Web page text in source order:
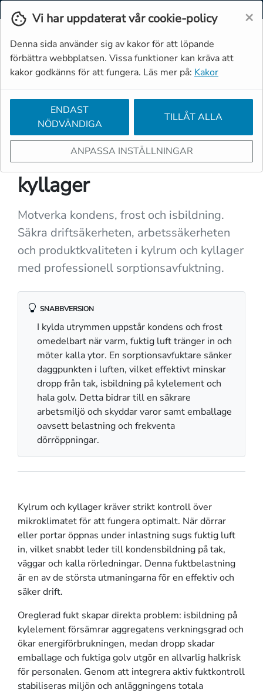
Vi har uppdaterat vår cookie-policy ×
Denna sida använder sig av kakor för att löpande
förbättra webbplatsen. Vissa funktioner kan kräva att
kakor godkänns för att fungera. Läs mer på: Kakor
ENDAST
NÖDVÄNDIGA
TILLÅT ALLA
ANPASSA INSTÄLLNINGAR
Svenska
← FLER APPLIKATIONER
Avfuktare för kylrum och
kyllager
Motverka kondens, frost och isbildning.
Säkra driftsäkerheten, arbetssäkerheten
och produktkvaliteten i kylrum och kyllager
med professionell sorptionsavfuktning.
SNABBVERSION
I kylda utrymmen uppstår kondens och frost
omedelbart när varm, fuktig luft tränger in och
möter kalla ytor. En sorptionsavfuktare sänker
daggpunkten i luften, vilket effektivt minskar
dropp från tak, isbildning på kylelement och
hala golv. Detta bidrar till en säkrare
arbetsmiljö och skyddar varor samt emballage
oavsett belastning och frekventa
dörröppningar.
Kylrum och kyllager kräver strikt kontroll över
mikroklimatet för att fungera optimalt. När dörrar
eller portar öppnas under inlastning sugs fuktig luft
in, vilket snabbt leder till kondensbildning på tak,
väggar och kalla rörledningar. Denna fuktbelastning
är en av de största utmaningarna för en effektiv och
säker drift.
Oreglerad fukt skapar direkta problem: isbildning på
kylelement försämrar aggregatens verkningsgrad och
ökar energiförbrukningen, medan dropp skadar
emballage och fuktiga golv utgör en allvarlig halkrisk
för personalen. Genom att integrera aktiv fuktkontroll
stabiliseras miljön och anläggningens totala